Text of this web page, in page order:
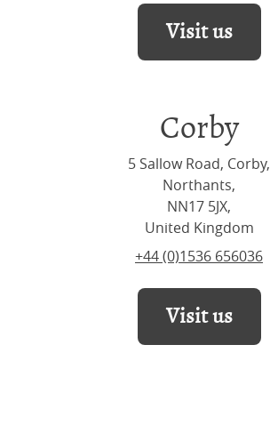
Visit us
Corby
5 Sallow Road, Corby,
Northants,
NN17 5JX,
United Kingdom
+44 (0)1536 656036
Visit us